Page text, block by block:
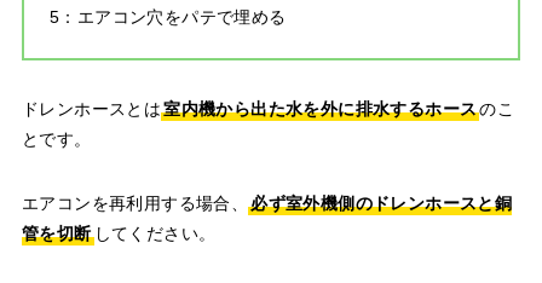
5：エアコン穴をパテで埋める
ドレンホースとは室内機から出た水を外に排水するホースのこ
とです。
エアコンを再利用する場合、必ず室外機側のドレンホースと銅
管を切断してください。